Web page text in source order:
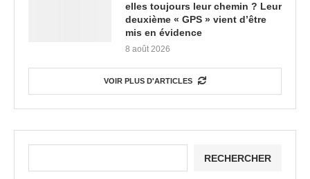
elles toujours leur chemin ? Leur
deuxième « GPS » vient d’être
mis en évidence
8 août 2026
VOIR PLUS D'ARTICLES
RECHERCHER